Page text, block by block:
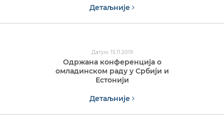
Детаљније
Датум: 15.11.2019
Одржана конференција о
омладинском раду у Србији и
Естонији
Детаљније